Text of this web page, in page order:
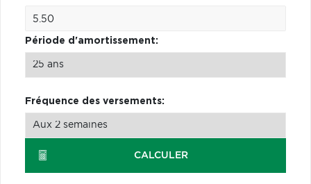
Période d'amortissement:
Fréquence des versements:
CALCULER